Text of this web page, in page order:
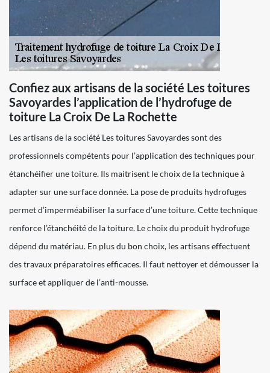
Confiez aux artisans de la société Les toitures
Savoyardes l’application de l’hydrofuge de
toiture La Croix De La Rochette
Les artisans de la société Les toitures Savoyardes sont des
professionnels compétents pour l’application des techniques pour
étanchéifier une toiture. Ils maitrisent le choix de la technique à
adapter sur une surface donnée. La pose de produits hydrofuges
permet d’imperméabiliser la surface d’une toiture. Cette technique
renforce l’étanchéité de la toiture. Le choix du produit hydrofuge
dépend du matériau. En plus du bon choix, les artisans effectuent
des travaux préparatoires efficaces. Il faut nettoyer et démousser la
surface et appliquer de l’anti-mousse.